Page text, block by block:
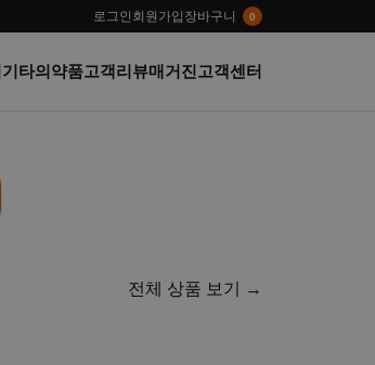
로그인 회원가입 장바구니 0
기타의약품고객리뷰매거진 고객센터
전체 상품 보기 →